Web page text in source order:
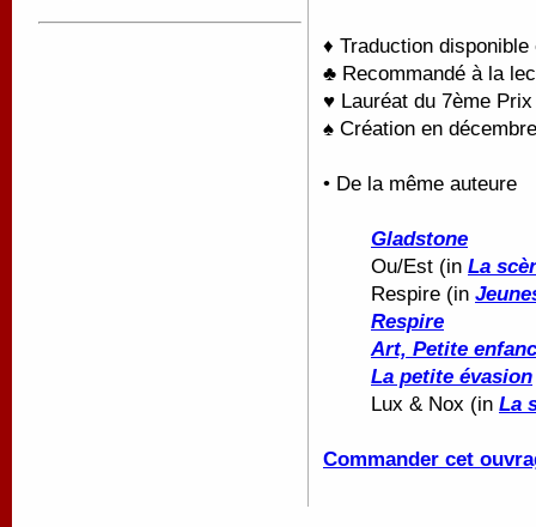
♦ Traduction
♣ Recommandé à la
♥ Lauréat du 7ème
♠ Création en
• De la même auteure
Gladstone
Ou/Est (in La
Respire (in
Respire
Art, Petite
La petite évasion
Lux & Nox (in La
Commander cet